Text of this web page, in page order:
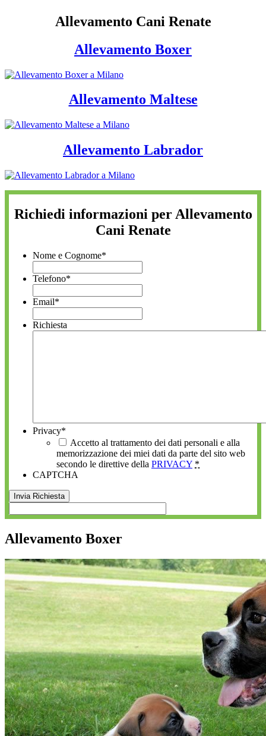
Allevamento Cani Renate
Allevamento Boxer
Allevamento Maltese
Allevamento Labrador
Richiedi informazioni per Allevamento
Cani Renate
Nome e Cognome*
Telefono*
Email*
Richiesta
Privacy*
Accetto al trattamento dei dati personali e alla
memorizzazione dei miei dati da parte del sito web
secondo le direttive della PRIVACY *
CAPTCHA
Allevamento Boxer